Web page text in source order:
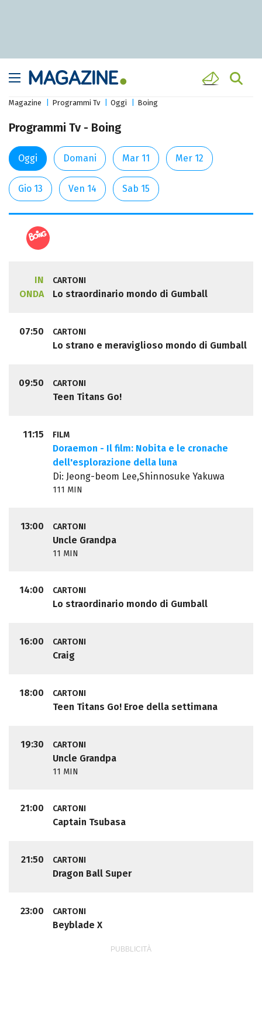
Magazine Programmi Tv Oggi Boing
Programmi Tv - Boing
Oggi Domani Mar 11 Mer 12
Gio 13 Ven 14 Sab 15
IN
ONDA
CARTONI
Lo straordinario mondo di Gumball
07:50 CARTONI
Lo strano e meraviglioso mondo di Gumball
09:50 CARTONI
Teen Titans Go!
11:15 FILM
Doraemon - Il film: Nobita e le cronache
dell'esplorazione della luna
Di: Jeong-beom Lee,Shinnosuke Yakuwa
111 MIN
13:00 CARTONI
Uncle Grandpa
11 MIN
14:00 CARTONI
Lo straordinario mondo di Gumball
16:00 CARTONI
Craig
18:00 CARTONI
Teen Titans Go! Eroe della settimana
19:30 CARTONI
Uncle Grandpa
11 MIN
21:00 CARTONI
Captain Tsubasa
21:50 CARTONI
Dragon Ball Super
23:00 CARTONI
Beyblade X